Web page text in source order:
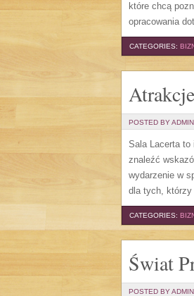
które chcą
opracowania
CATEGORIES:
POSTED BY ADMIN
Sala Lacerta
znaleźć
wydarzenie w
dla tych, którzy
CATEGORIES:
Świat
POSTED BY ADMIN